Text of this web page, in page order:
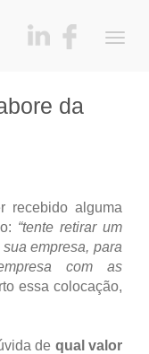
da
recebido alguma
“tente retirar um
empresa, para
com as
essa colocação,
de qual valor